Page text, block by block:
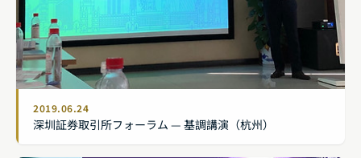
2019.06.24
深圳証券取引所フォーラム — 基調講演（杭州）